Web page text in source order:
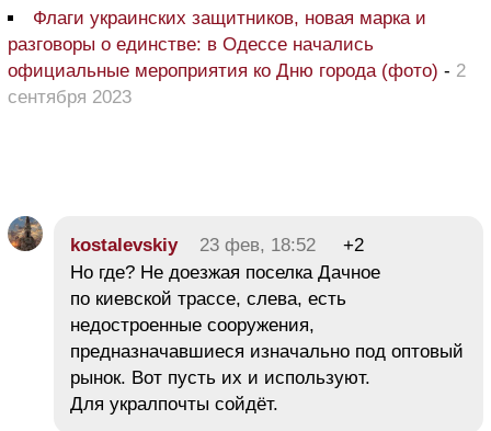
Флаги украинских защитников, новая марка и
разговоры о единстве: в Одессе начались
официальные мероприятия ко Дню города (фото) - 2
сентября 2023
kostalevskiy 23 фев, 18:52
+2
Но где? Не доезжая поселка Дачное
по киевской трассе, слева, есть
недостроенные сооружения,
предназначавшиеся изначально под оптовый
рынок. Вот пусть их и используют.
Для укралпочты сойдёт.